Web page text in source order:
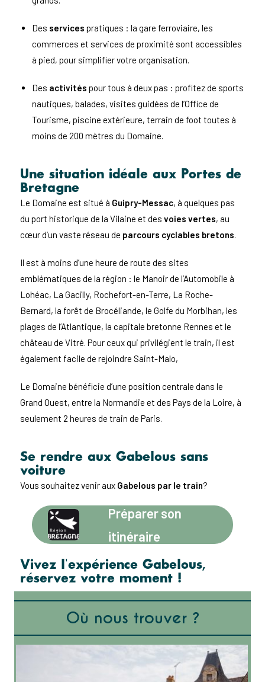
Des services pratiques : la gare ferroviaire, les
commerces et services de proximité sont accessibles
à pied, pour simplifier votre organisation.
Des activités pour tous à deux pas : profitez de sports
nautiques, balades, visites guidées de l’Office de
Tourisme, piscine extérieure, terrain de foot toutes à
moins de 200 mètres du Domaine.
Une situation idéale aux Portes de
Bretagne
Le Domaine est situé à Guipry-Messac, à quelques pas
du port historique de la Vilaine et desvoies vertes, au
cœur d’un vaste réseau de parcours cyclables bretons.
Il est à moins d’une heure de route des sites
emblématiques de la région : le Manoir de l’Automobile à
Lohéac, La Gacilly, Rochefort-en-Terre, La Roche-
Bernard, la forêt de Brocéliande, le Golfe du Morbihan, les
plages de l’Atlantique, la capitale bretonne Rennes et le
château de Vitré. Pour ceux qui privilégient le train, il est
également facile de rejoindre Saint-Malo,
Le Domaine bénéficie d’une position centrale dans le
Grand Ouest, entre la Normandie et des Pays de la Loire, à
seulement 2 heures de train de Paris.
Se rendre aux Gabelous sans
voiture
Vous souhaitez venir aux Gabelous par le train?
Préparer son
itinéraire
Vivez l'expérience Gabelous,
réservez votre moment !
Où nous trouver ?